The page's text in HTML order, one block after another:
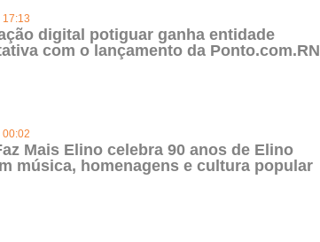
17:13
digital potiguar ganha entidade
com o lançamento da Ponto.com.RN
00:02
Mais Elino celebra 90 anos de Elino
música, homenagens e cultura popular